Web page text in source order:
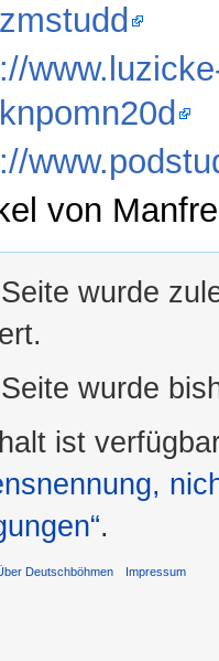
von
wurde
wurde
ist
.
Deutschböhmen Impressum